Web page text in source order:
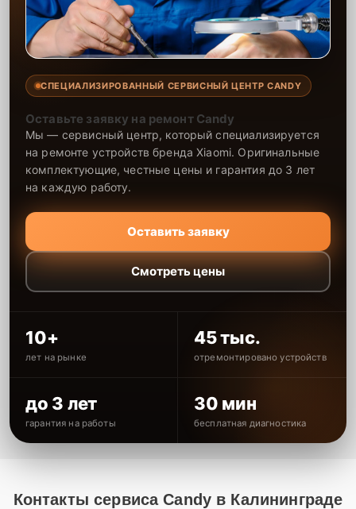
СПЕЦИАЛИЗИРОВАННЫЙ СЕРВИСНЫЙ ЦЕНТР CANDY
Оставьте заявку на ремонт Candy
Мы — сервисный центр, который специализируется
на ремонте устройств бренда Xiaomi. Оригинальные
комплектующие, честные цены и гарантия до 3 лет
на каждую работу.
Оставить заявку
Смотреть цены
10+
лет на рынке
45 тыс.
отремонтировано устройств
до 3 лет
гарантия на работы
30 мин
бесплатная диагностика
Контакты сервиса Candy в Калининграде